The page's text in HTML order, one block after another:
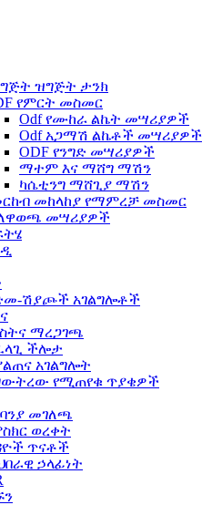
ዝግጅት ታንክ
የምርት መስመር
Odf የሙከራ ልኬት መሣሪያዎች
Odf አጋማሽ ልኬቶች መሣሪያዎች
ODF የንግድ መሣሪያዎች
ማተም እና ማሸግ ማሽን
ካሴቲንግ ማሸጊያ ማሽን
መከላከያ የማምረቻ መስመር
መሣሪያዎች
ሽያጮች አገልግሎቶች
ማረጋገጫ
ችሎታ
አገልግሎት
የሚጠየቁ ጥያቄዎች
መገለጫ
ወረቀት
ጥናቶች
ኃላፊነት